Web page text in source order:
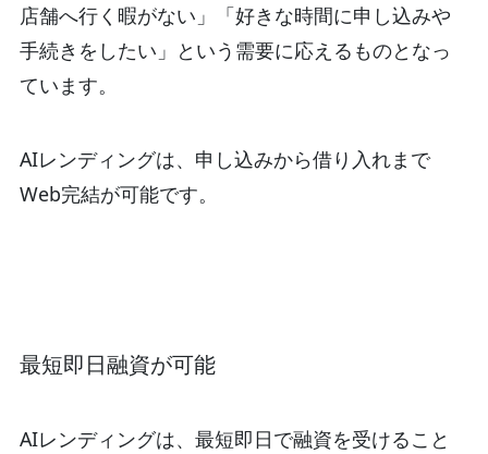
店舗へ行く暇がない」「好きな時間に申し込みや
手続きをしたい」という需要に応えるものとなっ
ています。
AIレンディングは、申し込みから借り入れまで
Web完結が可能です。
最短即日融資が可能
AIレンディングは、最短即日で融資を受けること